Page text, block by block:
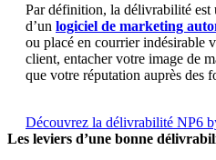
Par définition, la délivrabilité est
d’un logiciel de marketing
ou placé en courrier indésirable
client, entacher votre image de
que votre réputation auprès des
Découvrez la délivrabilité NP6
Les leviers d’une bonne